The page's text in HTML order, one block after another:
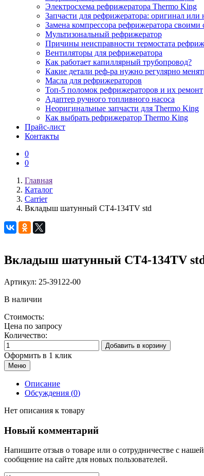
Электросхема рефрижератора Thermo King
Запчасти для рефрижератора: оригинал или
Замена компрессора рефрижератора своими
Мультизональный рефрижератор
Причины неисправности термостата
Вентиляторы для рефрижератора
Как работает капиллярный трубопровод?
Какие детали реф-ра нужно регулярно
Масла для рефрижераторов
Топ-5 поломок рефрижераторов и их ремонт
Адаптер ручного топливного насоса
Неоригинальные запчасти для Thermo King
Как выбрать рефрижератор Thermo King
Прайс-лист
Контакты
0
0
Главная
Каталог
Carrier
Вкладыш шатунный CT4-134TV std
Вкладыш шатунный CT4-134TV
Артикул: 25-39122-00
В наличии
Стоимость:
Цена по запросу
Количество:
Добавить в корзину
Оформить в 1 клик
Меню
Описание
Обсуждения (0)
Нет описания к товару
Новый комментарий
Напишите отзыв о товаре или о сотрудничестве с
сообщение на сайте для новых пользователей.